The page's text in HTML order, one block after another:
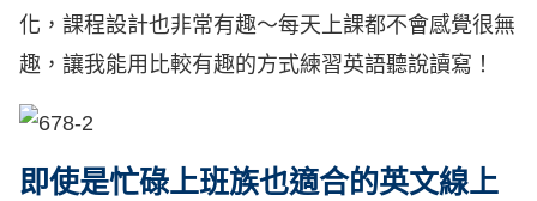
化，課程設計也非常有趣～每天上課都不會感覺很無
趣，讓我能用比較有趣的方式練習英語聽說讀寫！
即使是忙碌上班族也適合的英文線上